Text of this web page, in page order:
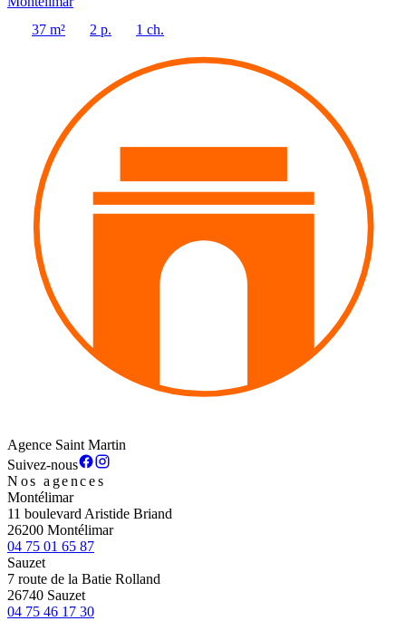
37 m²
2 p. 1 ch.
Agence Saint Martin
Suivez-nous
Nos agences
Montélimar
11 boulevard Aristide Briand
26200 Montélimar
04 75 01 65 87
Sauzet
7 route de la Batie Rolland
26740 Sauzet
04 75 46 17 30